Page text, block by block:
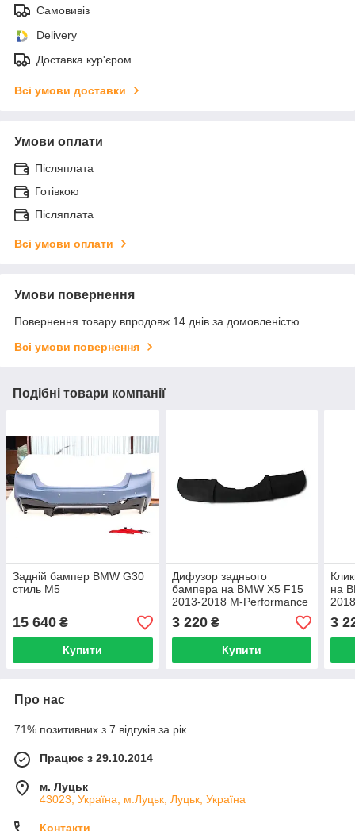
Самовивіз
Delivery
Доставка кур'єром
Всі умови доставки
Умови оплати
Післяплата
Готівкою
Післяплата
Всі умови оплати
Умови повернення
Повернення товару впродовж 14 днів за домовленістю
Всі умови повернення
Подібні товари компанії
Задній бампер BMW G30
стиль M5
15 640 ₴
Купити
Дифузор заднього
бампера на BMW X5 F15
2013-2018 М-Performance
(скловолокно)
3 220₴
Купити
на
3
Про нас
71% позитивних з 7 відгуків за рік
Працює з 29.10.2014
м. Луцьк
43023, Україна, м.Луцьк, Луцьк, Україна
Контакти